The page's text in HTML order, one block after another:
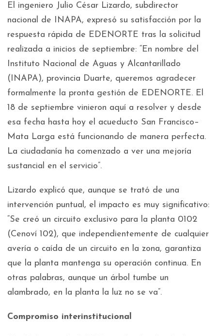
El ingeniero Julio César Lizardo, subdirector
nacional de INAPA, expresó su satisfacción por la
respuesta rápida de EDENORTE tras la solicitud
realizada a inicios de septiembre: “En nombre del
Instituto Nacional de Aguas y Alcantarillado
(INAPA), provincia Duarte, queremos agradecer
formalmente la pronta gestión de EDENORTE. El
18 de septiembre vinieron aquí a resolver y desde
esa fecha hasta hoy el acueducto San Francisco–
Mata Larga está funcionando de manera perfecta.
La ciudadanía ha comenzado a ver una mejoría
sustancial en el servicio”.
Lizardo explicó que, aunque se trató de una
intervención puntual, el impacto es muy significativo:
“Se creó un circuito exclusivo para la planta 0102
(Cenoví 102), que independientemente de cualquier
avería o caída de un circuito en la zona, garantiza
que la planta mantenga su operación continua. En
otras palabras, aunque un árbol tumbe un
alambrado, en la planta la luz no se va”.
Compromiso interinstitucional